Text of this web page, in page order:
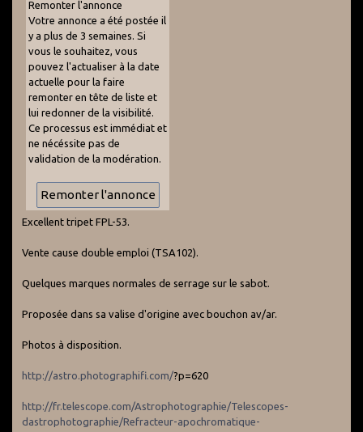
Remonter l'annonce
Votre annonce a été postée il
y a plus de 3 semaines. Si
vous le souhaitez, vous
pouvez l'actualiser à la date
actuelle pour la faire
remonter en tête de liste et
lui redonner de la visibilité.
Ce processus est immédiat et
ne nécéssite pas de
validation de la modération.
Excellent tripet FPL-53.
Vente cause double emploi (TSA102).
Quelques marques normales de serrage sur le sabot.
Proposée dans sa valise d'origine avec bouchon av/ar.
Photos à disposition.
http://astro.photographifi.com/?p=620
http://fr.telescope.com/Astrophotographie/Telescopes-
dastrophotographie/Refracteur-apochromatique-